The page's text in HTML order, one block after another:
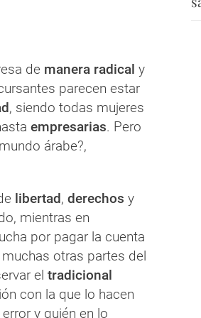
de manera radical y
parecen estar
, siendo todas mujeres
empresarias. Pero
árabe?,
libertad, derechos y
mientras en
por pagar la cuenta
otras partes del
el tradicional
con la que lo hacen
y quién en lo